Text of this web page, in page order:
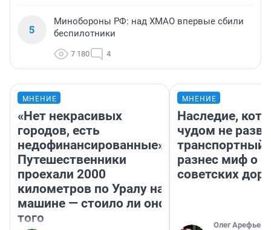
5
Минобороны РФ: над ХМАО впервые сбили
беспилотники
7 180 4
МНЕНИЕ
«Нет некрасивых
городов, есть
недофинансированные».
Путешественники
проехали 2000
километров по Уралу на
машине — стоило ли оно
того
МНЕНИЕ
Наследие,
чудом не
транспортный
разнес миф о
советских
Олег Арефьев